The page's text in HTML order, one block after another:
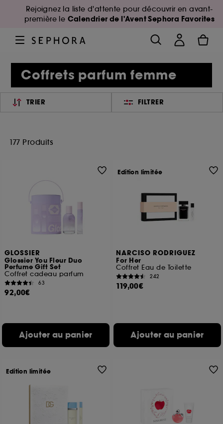
Rejoignez la liste d'attente pour découvrir en avant-
première le Calendrier de l'Avent Sephora Favorites
Coffrets parfum femme
TRIER FILTRER
177 Produits
GLOSSIER
Glossier You Fleur Duo
Perfume Gift Set
Coffret cadeau parfum
63
92,00€
Ajouter au panier
NARCISO RODRIGUEZ
For Her
Coffret Eau de Toilette
242
119,00€
Ajouter au panier
Edition limitée
Edition limitée